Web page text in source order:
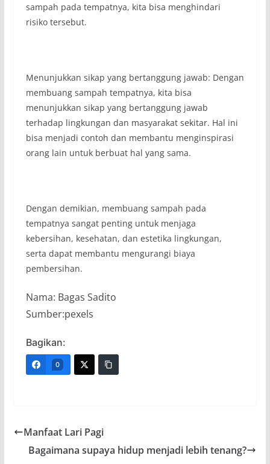
sampah pada tempatnya, kita bisa menghindari
risiko tersebut.
Menunjukkan sikap yang bertanggung jawab: Dengan
membuang sampah tempatnya, kita bisa
menunjukkan sikap yang bertanggung jawab
terhadap lingkungan dan masyarakat sekitar. Hal ini
bisa menjadi contoh dan membantu menginspirasi
orang lain untuk berbuat hal yang sama.
Dengan demikian, membuang sampah pada
tempatnya sangat penting untuk menjaga
kebersihan, kesehatan, dan estetika lingkungan,
serta dapat membantu mengurangi biaya
pembersihan.
Nama: Bagas Sadito
Sumber:pexels
Bagikan:
0
Manfaat Lari Pagi
Bagaimana supaya hidup menjadi lebih tenang?